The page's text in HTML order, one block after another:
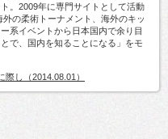
。2009年に専門サイトとして活動
の柔術トーナメント、海外のキッ
系イベントから日本国内で余り目
で、国内を知ることになる」をモ
際し（2014.08.01）